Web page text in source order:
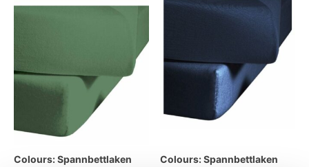
Colours: Spannbettlaken
Colours: Spannbettlaken